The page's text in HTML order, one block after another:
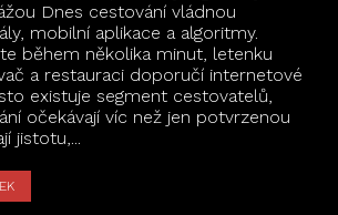
vládnou
mobilní aplikace a algoritmy.
během několika minut, letenku
a restauraci doporučí internetové
existuje segment cestovatelů,
očekávají víc než jen potvrzenou
jistotu,...